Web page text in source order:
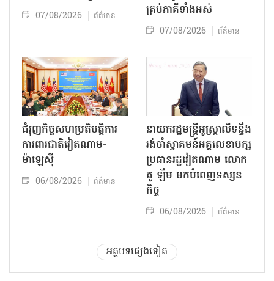
07/08/2026 ព័ត៌មាន
គ្រប់ភាគីទាំងអស់
07/08/2026 ព័ត៌មាន
ជំរុញកិច្ចសហប្រតិបត្តិការ
ការពារជាតិវៀតណាម-
ម៉ាឡេស៊ី
06/08/2026 ព័ត៌មាន
នាយករដ្ឋមន្ត្រីអូស្ត្រាលីទន្ទឹង
រង់ចាំស្វាគមន៍អគ្គលេខាបក្ស
ប្រធានរដ្ឋវៀតណាម លោក
តូ ឡឹម មកបំពេញទស្សន
កិច្ច
06/08/2026 ព័ត៌មាន
អត្ថបទផ្សេងទៀត